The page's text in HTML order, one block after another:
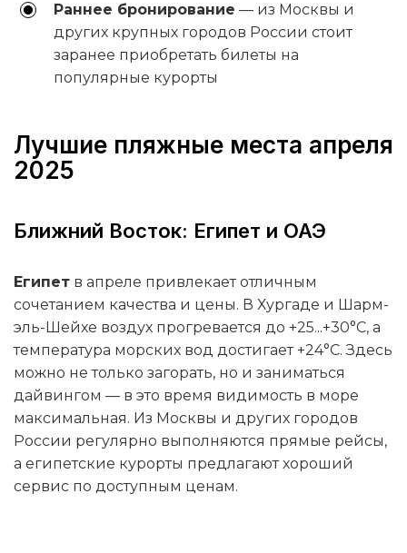
Раннее бронирование — из Москвы и
других крупных городов России стоит
заранее приобретать билеты на
популярные курорты
Лучшие пляжные места апреля
2025
Ближний Восток: Египет и ОАЭ
Египет в апреле привлекает отличным
сочетанием качества и цены. В Хургаде и Шарм-
эль-Шейхе воздух прогревается до +25...+30°C, а
температура морских вод достигает +24°C. Здесь
можно не только загорать, но и заниматься
дайвингом — в это время видимость в море
максимальная. Из Москвы и других городов
России регулярно выполняются прямые рейсы,
а египетские курорты предлагают хороший
сервис по доступным ценам.